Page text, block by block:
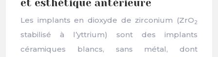
et esthétique antérieure
Les implants en dioxyde de zirconium (ZrO2
stabilisé à l’yttrium) sont des implants
céramiques blancs, sans métal, dont